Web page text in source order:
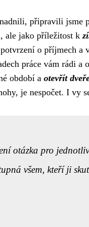
připravili jsme
ale jako příležitost k
o příjmech
práce vám rádi
období a otevřít
je nespočet. I vy
otázka pro
všem, kteří ji